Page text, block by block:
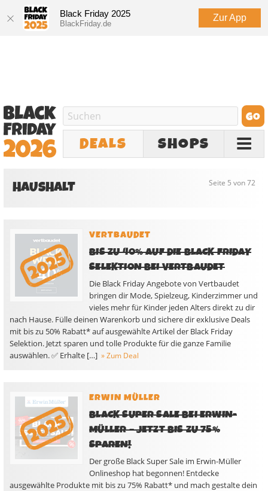
Black Friday 2025
BlackFriday.de
Zur App
DEALS SHOPS
Seite 5 von 72
HAUSHALT
VERTBAUDET
BIS ZU 40% AUF DIE BLACK FRIDAY
SELEKTION BEI VERTBAUDET
Die Black Friday Angebote von Vertbaudet
bringen dir Mode, Spielzeug, Kinderzimmer und
vieles mehr für Kinder jeden Alters direkt zu dir
nach Hause. Fülle deinen Warenkorb und sichere dir exklusive Deals
mit bis zu 50% Rabatt* auf ausgewählte Artikel der Black Friday
Selektion. Jetzt sparen und tolle Produkte für die ganze Familie
auswählen. ✅ Erhalte […] » Zum Deal
ERWIN MÜLLER
BLACK SUPER SALE BEI ERWIN-
MÜLLER – JETZT BIS ZU 75%
SPAREN!
Der große Black Super Sale im Erwin-Müller
Onlineshop hat begonnen! Entdecke
ausgewählte Produkte mit bis zu 75% Rabatt* und mach gestalte dein